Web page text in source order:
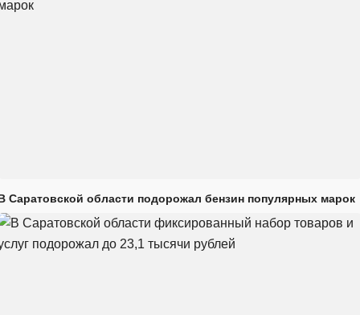
Саратовской области подорожал бензин популярных марок